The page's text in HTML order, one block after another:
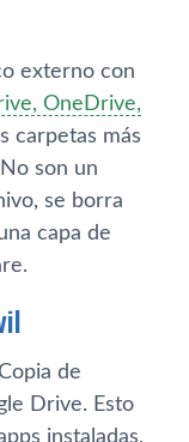
externo con
OneDrive,
carpetas más
son un
se borra
capa de
de
Drive. Esto
instaladas,